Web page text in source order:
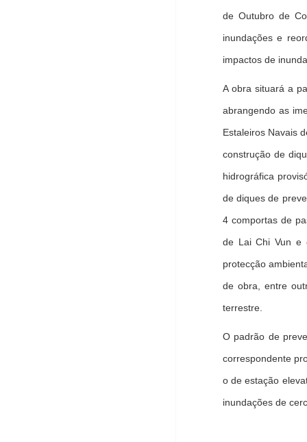
de Outubro de
inundações e
impactos de
A obra situará a
abrangendo as
Estaleiros Navais
construção de
hidrográfica
de diques de
4 comportas de
de Lai Chi Vun e
protecção
de obra, entre
terrestre.
O padrão de
correspondente
o de estação
inundações de